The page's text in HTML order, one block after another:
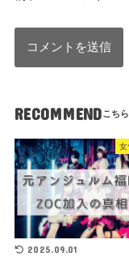
RECOMMEND
2025.09.01